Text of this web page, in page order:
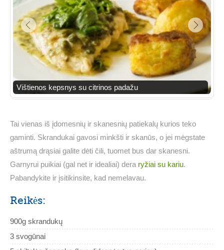
Vištienos kepsnys su citrinos padažu
Tai vienas iš įdomesnių ir skanesnių patiekalų kurios teko
gaminti. Skrandukai gavosi minkšti ir skanūs, o jei mėgstate
aštrumą drąsiai galite dėti čili, tuomet bus dar skanesni.
Garnyrui puikiai (gal net ir idealiai) dera ryžiai su kariu.
Pabandykite ir įsitikinsite, kad nemelavau.
Reikės:
900g skrandukų
3 svogūnai